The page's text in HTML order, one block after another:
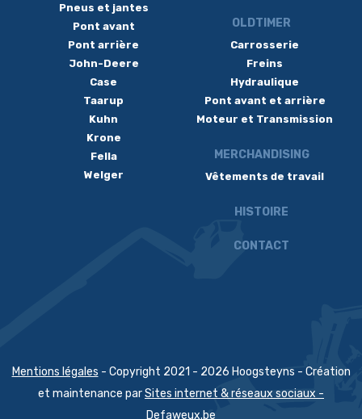
Pneus et jantes
Pont avant
Pont arrière
John-Deere
Case
Taarup
Kuhn
Krone
Fella
Welger
OLDTIMER
Carrosserie
Freins
Hydraulique
Pont avant et arrière
Moteur et Transmission
MERCHANDISING
Vêtements de travail
HISTOIRE
CONTACT
Mentions légales - Copyright 2021 - 2026 Hoogsteyns - Création
et maintenance parSites internet & réseaux sociaux -
Defaweux.be